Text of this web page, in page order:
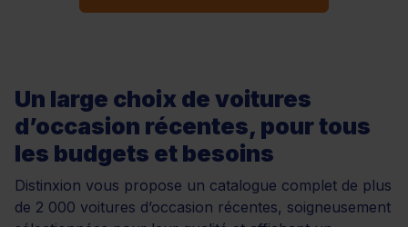
Un large choix de voitures
d’occasion récentes, pour tous
les budgets et besoins
Distinxion vous propose un catalogue complet de plus
de 2 000 voitures d’occasion récentes, soigneusement